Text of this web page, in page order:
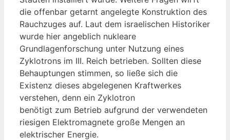
die offenbar getarnt angelegte Konstruktion des
Rauchzuges auf. Laut dem israelischen Historiker
wurde hier angeblich nukleare
Grundlagenforschung unter Nutzung eines
Zyklotrons im III. Reich betrieben. Sollten diese
Behauptungen stimmen, so ließe sich die
Existenz dieses abgelegenen Kraftwerkes
verstehen, denn ein Zyklotron
benötigt zum Betrieb aufgrund der verwendeten
riesigen Elektromagnete große Mengen an
elektrischer Energie.